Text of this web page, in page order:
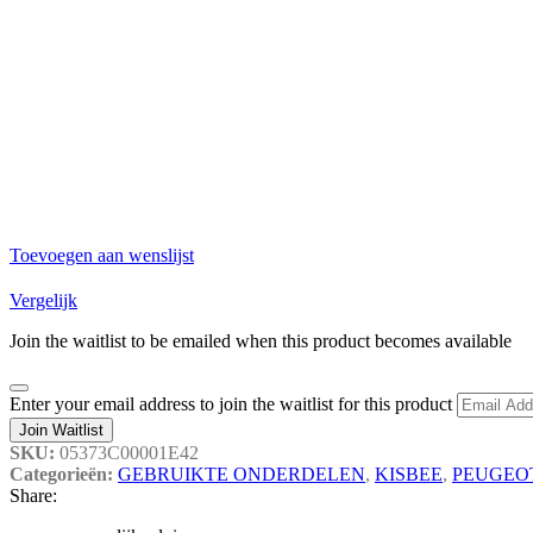
Toevoegen aan wenslijst
Vergelijk
Join the waitlist to be emailed when this product becomes available
Dismiss
notification
Enter your email address to join the waitlist for this product
Join Waitlist
SKU: 05373C00001E42
Categorieën: GEBRUIKTE ONDERDELEN, KISBEE,
Share: